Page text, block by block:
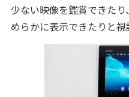
少ない映像を鑑賞できた
めらかに表示できたりと視